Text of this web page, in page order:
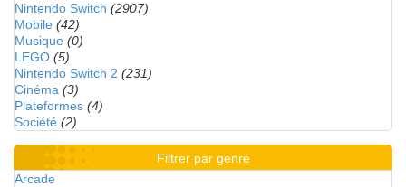
Nintendo Switch (2907)
Mobile (42)
Musique (0)
LEGO (5)
Nintendo Switch 2 (231)
Cinéma (3)
Plateformes (4)
Société (2)
Filtrer par genre
Arcade